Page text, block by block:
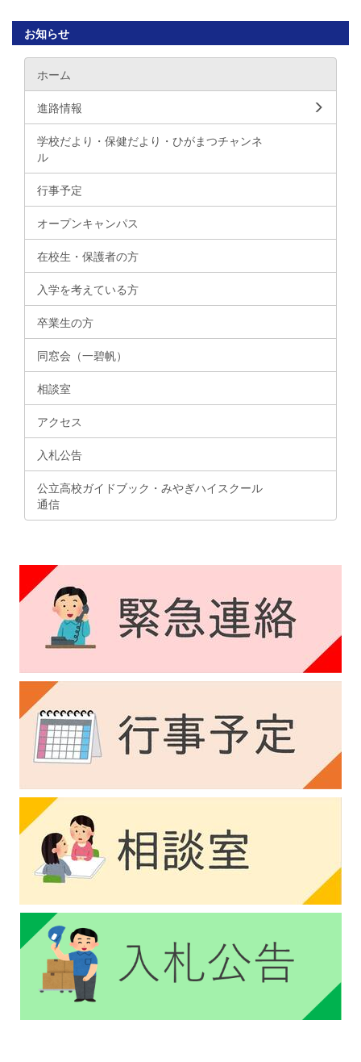
お知らせ
ホーム
進路情報
学校だより・保健だより・ひがまつチャンネ
ル
行事予定
オープンキャンパス
在校生・保護者の方
入学を考えている方
卒業生の方
同窓会（一碧帆）
相談室
アクセス
入札公告
公立高校ガイドブック・みやぎハイスクール
通信